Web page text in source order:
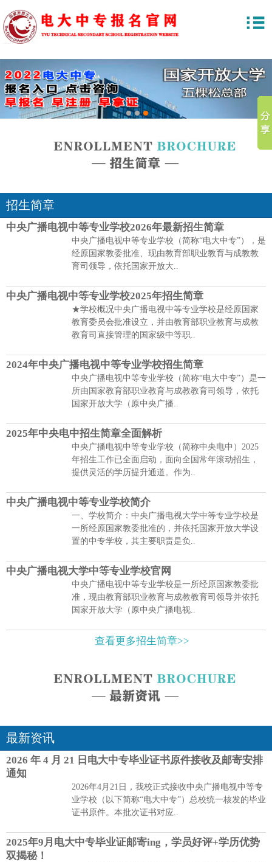
2 3
招生简章
中央广播电视中等专业学校2026年最新招生简章
中央广播电视中等专业学校（简称“电大中专”），是
经原国家教委批准、现由教育部职业教育与成教教
育司领导，依托国家开放大..
中央广播电视中等专业学校2025年招生简章
★学校概况中央广播电视中等专业学校是经原国家
教育委员会批准设立，并由教育部职业教育与成教
教育司直接管理的国家级中等职..
2024年中央广播电视中等专业学校招生简章
中央广播电视中等专业学校（简称“电大中专”）是一
所由国家教育部职业教育与成教教育司领导，依托
国家开放大学（原中央广播..
2025年中央电中招生简章全面解析
中央广播电视中等专业学校（简称中央电中）2025
年招生工作已全面启动，面向全国常年滚动招生，
提供灵活的学历提升通道。作为..
中央广播电视中等专业学校简介
一、学校简介：中央广播电视大学中等专业学校是
一所经原国家教委批准的，并依托国家开放大学设
置的中专学校，其主要职责是负..
中央广播电视大学中等专业学校官网
中央广播电视中等专业学校是一所经原国家教委批
准，现由教育部职业教育与成教教育司领导并依托
国家开放大学（原中央广播电视..
查看更多招生简章>>
最新资讯
2026 年 4 月 21 日电大中专毕业证书原件接收及邮寄安排
通知
2026年4月21日，我校正式接收中央广播电视中等专
业学校（以下简称“电大中专”）总校统一核发的毕业
证书原件。本批次证书对应..
2025年9月电大中专毕业证邮寄ing，学员好评+学历优势
双揭秘！